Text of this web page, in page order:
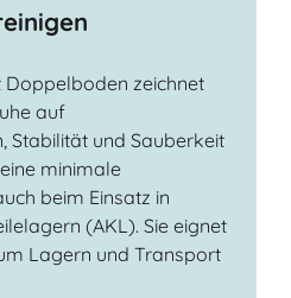
Doppelboden zeichnet
auf
Stabilität und Sauberkeit
minimale
beim Einsatz in
(AKL). Sie eignet
Lagern und Transport